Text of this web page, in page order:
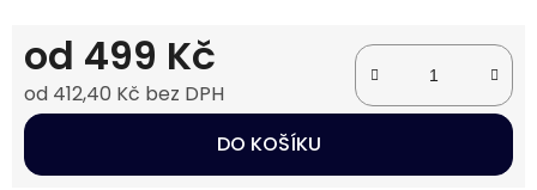
od 499 Kč
od 412,40 Kč bez DPH
Měrná cena:
DO KOŠÍKU